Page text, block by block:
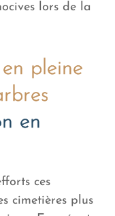
lors de la
pleine
en
ces
cimetières plus